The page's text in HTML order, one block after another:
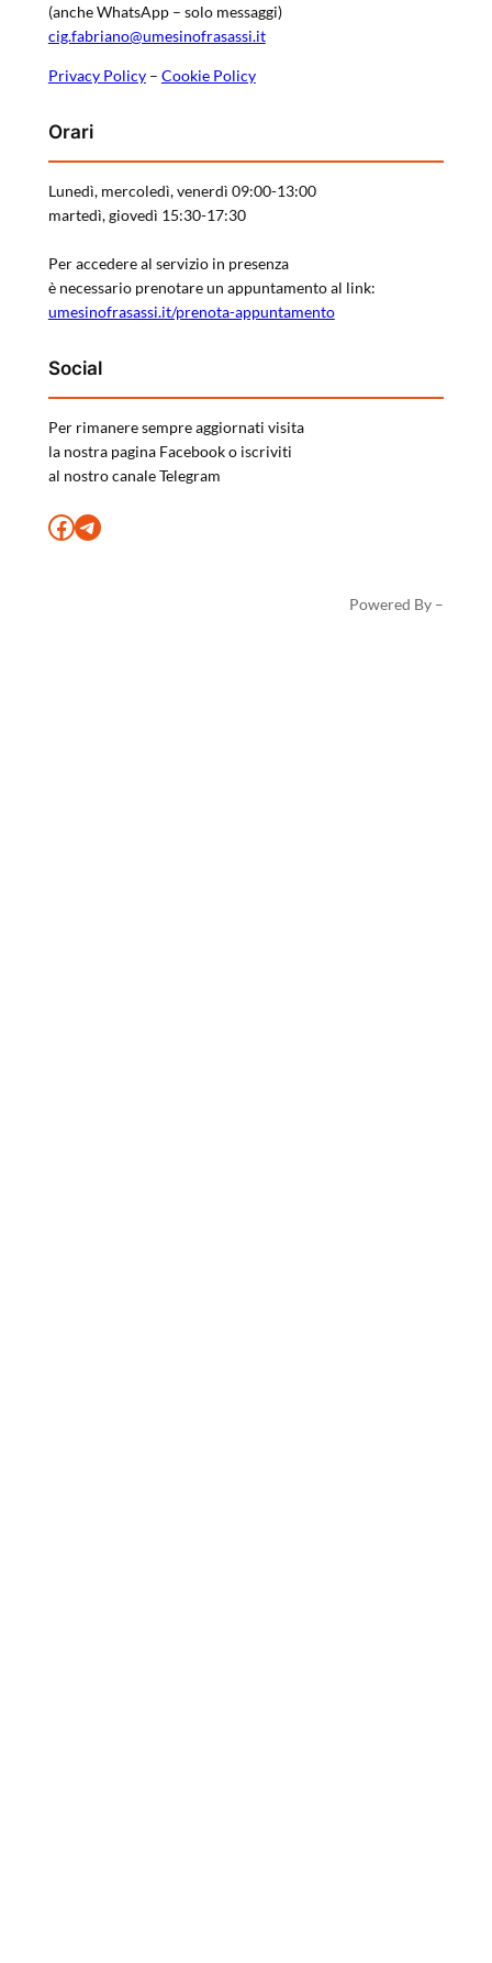
(anche WhatsApp – solo messaggi)
cig.fabriano@umesinofrasassi.it
Privacy Policy– Cookie Policy
Orari
Lunedì, mercoledì, venerdì 09:00-13:00
martedì, giovedì 15:30-17:30
Per accedere al servizio in presenza
è necessario prenotare un appuntamento al link:
umesinofrasassi.it/prenota-appuntamento
Social
Per rimanere sempre aggiornati visita
la nostra pagina Facebook o iscriviti
al nostro canale Telegram
Facebook Telegram
Powered By –